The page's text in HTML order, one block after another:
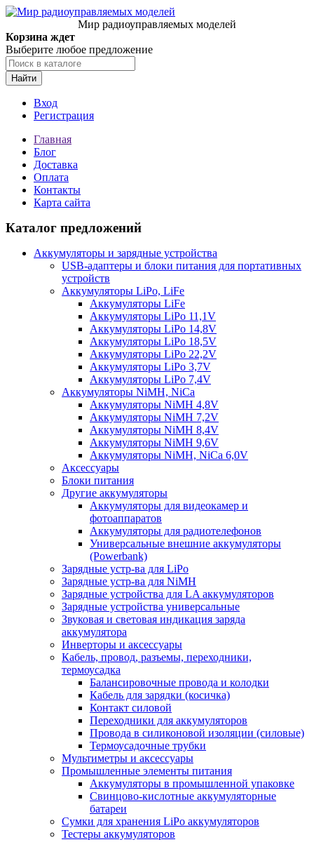
Мир радиоуправляемых моделей
Корзина ждет
Выберите любое предложение
Найти
Вход
Регистрация
Главная
Блог
Доставка
Оплата
Контакты
Карта сайта
Каталог предложений
Аккумуляторы и зарядные устройства
USB-адаптеры и блоки питания для портативных
устройств
Аккумуляторы LiPo, LiFe
Аккумуляторы LiFe
Аккумуляторы LiPo 11,1V
Аккумуляторы LiPo 14,8V
Аккумуляторы LiPo 18,5V
Аккумуляторы LiPo 22,2V
Аккумуляторы LiPo 3,7V
Аккумуляторы LiPo 7,4V
Аккумуляторы NiMH, NiCa
Аккумуляторы NiMH 4,8V
Аккумуляторы NiMH 7,2V
Аккумуляторы NiMH 8,4V
Аккумуляторы NiMH 9,6V
Аккумуляторы NiMH, NiCa 6,0V
Аксессуары
Блоки питания
Другие аккумуляторы
Аккумуляторы для видеокамер и
фотоаппаратов
Аккумуляторы для радиотелефонов
Универсальные внешние аккумуляторы
(Powerbank)
Зарядные устр-ва для LiPo
Зарядные устр-ва для NiMH
Зарядные устройства для LA аккумуляторов
Зарядные устройства универсальные
Звуковая и световая индикация заряда
аккумулятора
Инверторы и аксессуары
Кабель, провод, разъемы, переходники,
термоусадка
Балансировочные провода и колодки
Кабель для зарядки (косичка)
Контакт силовой
Переходники для аккумуляторов
Провода в силиконовой изоляции (силовые)
Термоусадочные трубки
Мультиметры и аксессуары
Промышленные элементы питания
Аккумуляторы в промышленной упаковке
Свинцово-кислотные аккумуляторные
батареи
Сумки для хранения LiPo аккумуляторов
Тестеры аккумуляторов